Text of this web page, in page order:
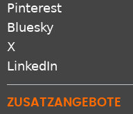
Pinterest
Bluesky
X
LinkedIn
ZUSATZANGEBOTE